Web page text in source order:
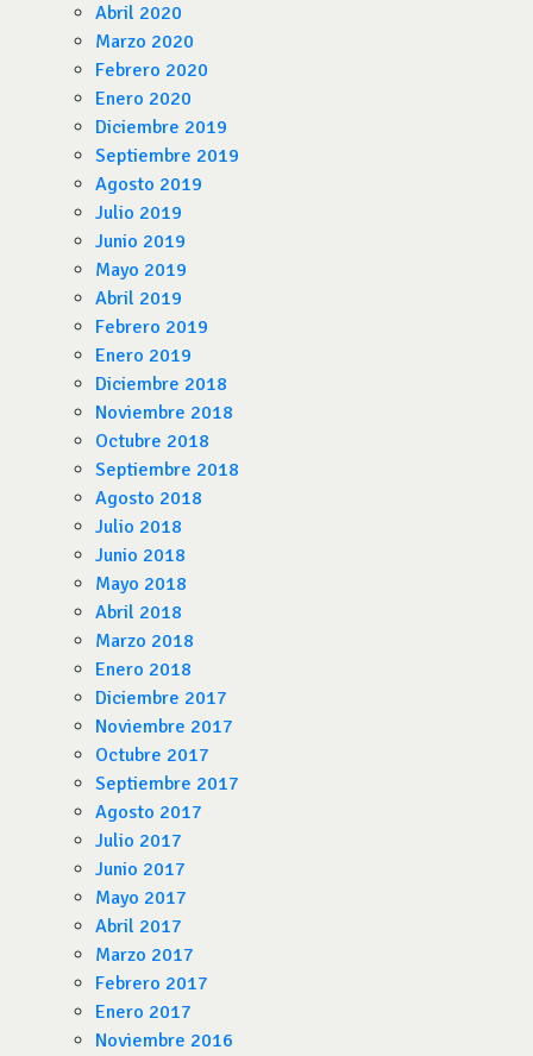
Abril 2020
Marzo 2020
Febrero 2020
Enero 2020
Diciembre 2019
Septiembre 2019
Agosto 2019
Julio 2019
Junio 2019
Mayo 2019
Abril 2019
Febrero 2019
Enero 2019
Diciembre 2018
Noviembre 2018
Octubre 2018
Septiembre 2018
Agosto 2018
Julio 2018
Junio 2018
Mayo 2018
Abril 2018
Marzo 2018
Enero 2018
Diciembre 2017
Noviembre 2017
Octubre 2017
Septiembre 2017
Agosto 2017
Julio 2017
Junio 2017
Mayo 2017
Abril 2017
Marzo 2017
Febrero 2017
Enero 2017
Noviembre 2016